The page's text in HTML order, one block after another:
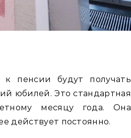
пенсии будут получать
юбилей. Это стандартная
месяцу года. Она
действует постоянно.